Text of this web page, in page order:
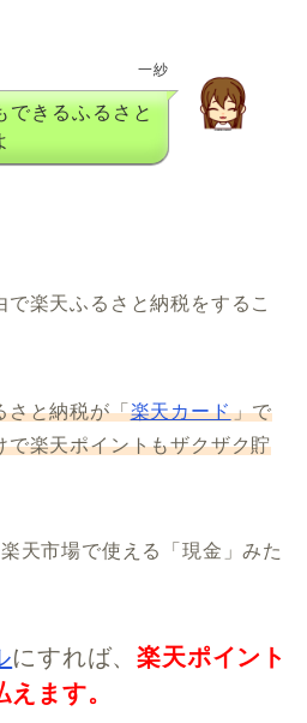
一紗
できるふるさと
で楽天ふるさと納税をするこ
さと納税が「楽天カード」で
で楽天ポイントもザクザク貯
天市場で使える「現金」みた
にすれば、楽天ポイント
ます。